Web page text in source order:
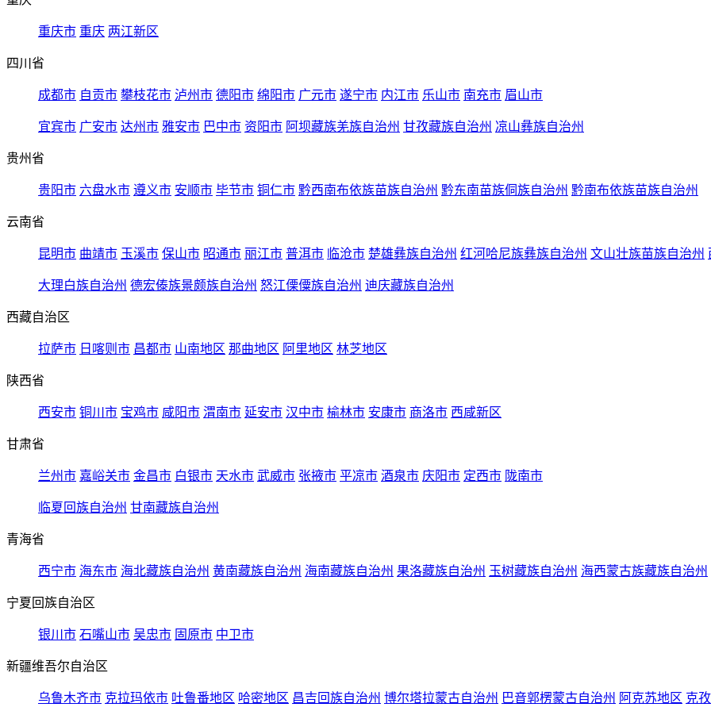
重庆市 重庆 两江新区
四川省
成都市 自贡市 攀枝花市 泸州市 德阳市 绵阳市 广元市 遂宁市 内江市 乐山市 南充市 眉山市
宜宾市 广安市 达州市 雅安市 巴中市 资阳市 阿坝藏族羌族自治州 甘孜藏族自治州 凉山彝族自治州
贵州省
贵阳市 六盘水市 遵义市 安顺市 毕节市 铜仁市 黔西南布依族苗族自治州 黔东南苗族侗族自治州 黔南布依族苗族自治州
云南省
昆明市 曲靖市 玉溪市 保山市 昭通市 丽江市 普洱市 临沧市 楚雄彝族自治州 红河哈尼族彝族自治州 文山壮族苗族自治州
大理白族自治州 德宏傣族景颇族自治州 怒江傈僳族自治州 迪庆藏族自治州
西藏自治区
拉萨市 日喀则市 昌都市 山南地区 那曲地区 阿里地区 林芝地区
陕西省
西安市 铜川市 宝鸡市 咸阳市 渭南市 延安市 汉中市 榆林市 安康市 商洛市 西咸新区
甘肃省
兰州市 嘉峪关市 金昌市 白银市 天水市 武威市 张掖市 平凉市 酒泉市 庆阳市 定西市 陇南市
临夏回族自治州 甘南藏族自治州
青海省
西宁市 海东市 海北藏族自治州 黄南藏族自治州 海南藏族自治州 果洛藏族自治州 玉树藏族自治州 海西蒙古族藏族自治州
宁夏回族自治区
银川市 石嘴山市 吴忠市 固原市 中卫市
新疆维吾尔自治区
乌鲁木齐市 克拉玛依市 吐鲁番地区 哈密地区 昌吉回族自治州 博尔塔拉蒙古自治州 巴音郭楞蒙古自治州 阿克苏地区 克